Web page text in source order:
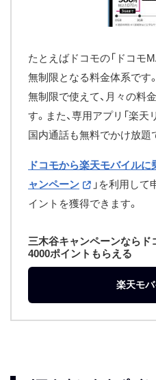
たとえばドコモの「ドコモ
無制限となる料金体系です
無制限で使えて、月々の料
す。また、専用アプリ「楽天
国内通話も無料でかけ放題
ドコモから楽天モバイルに
ャンペーン
」を利用し
イントを獲得できます。
三木谷キャンペーンなら
4000ポイントもらえる
楽天モ